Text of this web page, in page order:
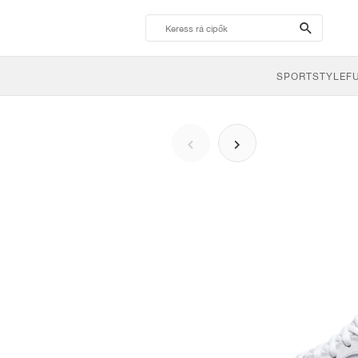
search-
btn
SPORTSTYLE